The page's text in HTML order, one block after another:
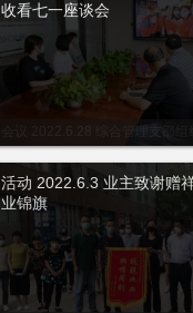
会议 2022.6.28 综合管理支部
收看七一座谈会
活动 2022.6.3 业主致谢赠
业锦旗